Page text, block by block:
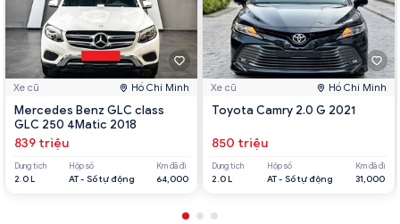
Xe cũ Hồ Chí Minh
Mercedes Benz GLC class
GLC 250 4Matic 2018
839 triệu
Dung tích
2.0 L
Hộp số
AT - Số tự động
Km đã đi
64,000
Xe cũ Hồ Chí Minh
Toyota Camry 2.0 G 2021
850 triệu
Dung tích
2.0 L
Hộp số
AT - Số tự động
Km đã đi
31,000